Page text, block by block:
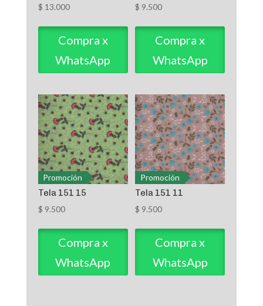
$ 13.000
Compra x
WhatsApp
$ 9.500
Compra x
WhatsApp
Promoción
Tela 151 15
$ 9.500
Compra x
WhatsApp
Promoción
Tela 151 11
$ 9.500
Compra x
WhatsApp